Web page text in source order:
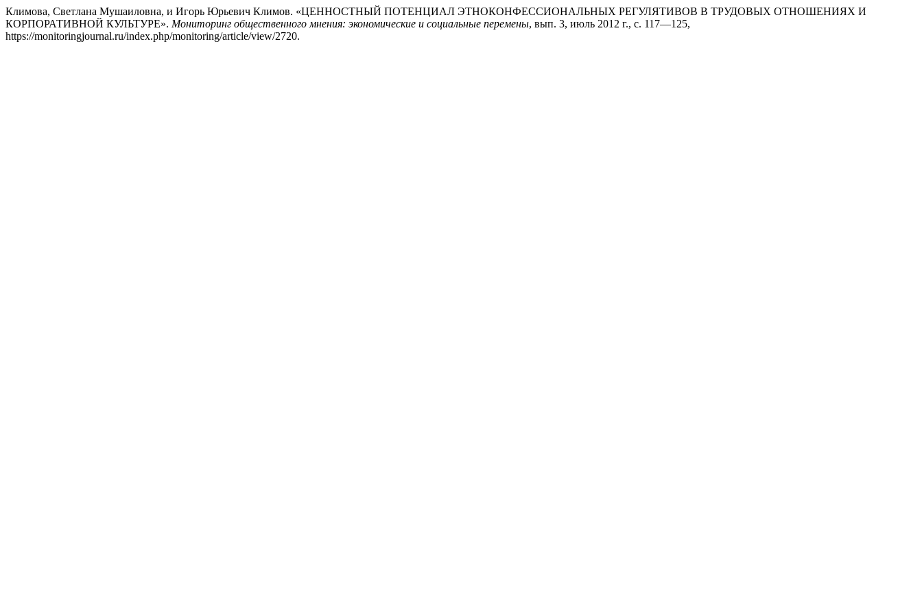
Климова, Светлана Мушаиловна, и Игорь Юрьевич Климов. «ЦЕННОСТНЫЙ ПОТЕНЦИАЛ ЭТНОКОНФЕССИОНАЛЬНЫХ РЕГУЛЯТИВОВ В ТРУДОВЫХ ОТНОШЕНИЯХ И
КОРПОРАТИВНОЙ КУЛЬТУРЕ». Мониторинг общественного мнения: экономические и социальные перемены, вып. 3, июль 2012 г., с. 117—125,
https://monitoringjournal.ru/index.php/monitoring/article/view/2720.